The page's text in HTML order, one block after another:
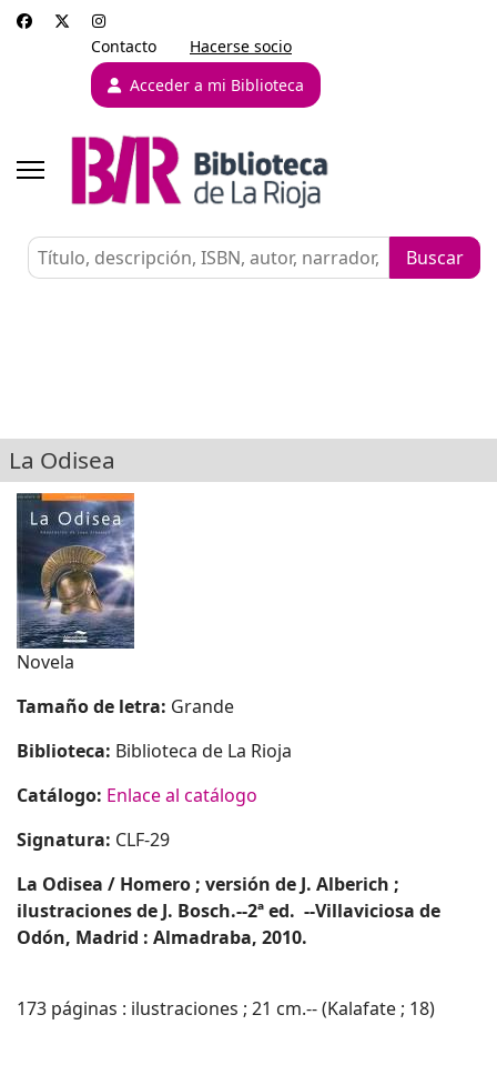
Contacto
Hacerse socio
Acceder a mi Biblioteca
La Odisea
Novela
Tamaño de letra: Grande
Biblioteca: Biblioteca de La Rioja
Catálogo: Enlace al catálogo
Signatura: CLF-29
La Odisea / Homero ; versión de J. Alberich ;
ilustraciones de J. Bosch.--2ª ed. --Villaviciosa de
Odón, Madrid : Almadraba, 2010.
173 páginas : ilustraciones ; 21 cm.-- (Kalafate ; 18)